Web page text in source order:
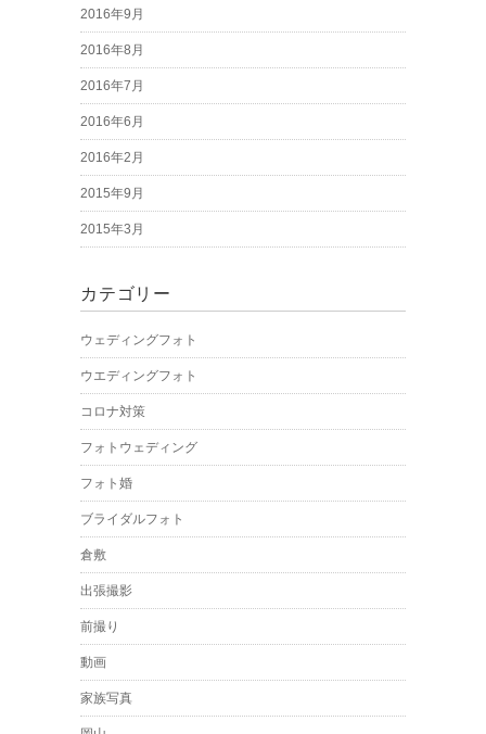
2016年9月
2016年8月
2016年7月
2016年6月
2016年2月
2015年9月
2015年3月
カテゴリー
ウェディングフォト
ウエディングフォト
コロナ対策
フォトウェディング
フォト婚
ブライダルフォト
倉敷
出張撮影
前撮り
動画
家族写真